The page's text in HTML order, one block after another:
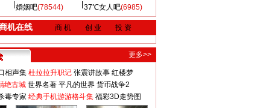
婚姻吧(78544) 37℃女人吧(6985)
机在线 商 机 创 业 投 资
更多>>
相声集 杜拉拉升职记 张震讲故事 红楼梦
绝古城 世界名著 平凡的世界 货币战争2
毒专家 经典手机游游格斗集 福彩3D走势图